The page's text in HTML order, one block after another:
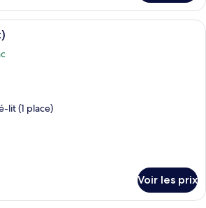
Une chambre d’hôtel moderne avec
lit (1 place)
Voir les prix